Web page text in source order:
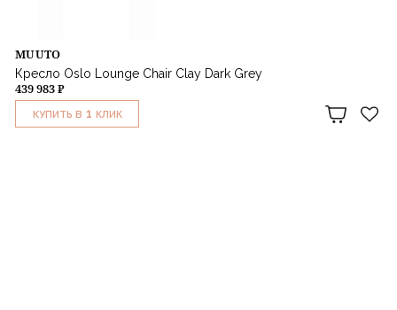
MUUTO
Кресло Oslo Lounge Chair Clay Dark Grey
439 983 ₽
КУПИТЬ В 1 КЛИК